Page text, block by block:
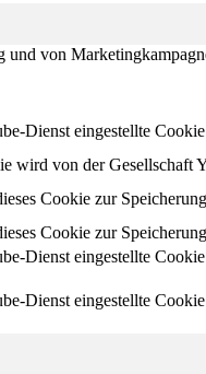
von
Dienst eingestellte
wird von der Gesellschaft
Cookie zur
Cookie zur
Dienst eingestellte
Dienst eingestellte